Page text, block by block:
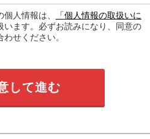
人情報は、
「個人情報の取扱いに
います。必ずお読みになり、同意の
わせください。
して進む